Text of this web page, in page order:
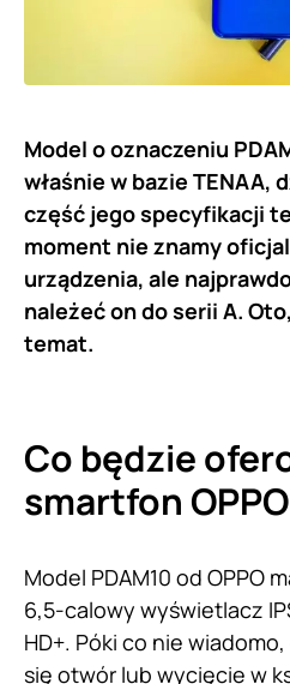
Model o oznaczeniu
właśnie w bazie TENAA,
część jego specyfikacji
moment nie znamy
urządzenia, ale
należeć on do serii A.
temat.
Co będzie
smartfon
Model PDAM10 od OPPO
6,5-calowy wyświetlacz
HD+. Póki co nie
się otwór lub wycięcie w